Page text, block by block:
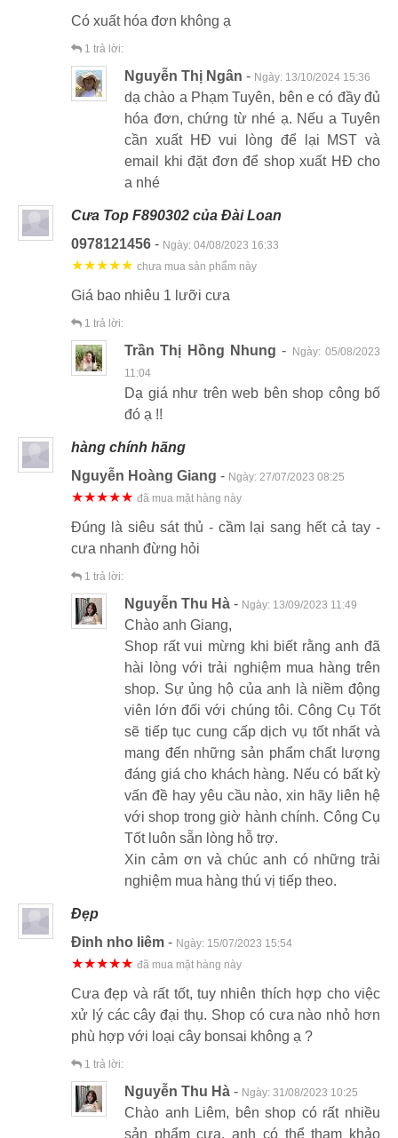
Có xuất hóa đơn không ạ
1 trả lời:
Nguyễn Thị Ngân - Ngày: 13/10/2024 15:36
dạ chào a Phạm Tuyên, bên e có đầy đủ
hóa đơn, chứng từ nhé ạ. Nếu a Tuyên
cần xuất HĐ vui lòng để lại MST và
email khi đặt đơn để shop xuất HĐ cho
a nhé
Cưa Top F890302 của Đài Loan
0978121456 - Ngày: 04/08/2023 16:33
★★★★★ chưa mua sản phẩm này
Giá bao nhiêu 1 lưỡi cưa
1 trả lời:
Trần Thị Hồng Nhung - Ngày:05/08/2023
11:04
Dạ giá như trên web bên shop công bố
đó ạ !!
hàng chính hãng
Nguyễn Hoàng Giang - Ngày: 27/07/2023 08:25
★★★★★ đã mua mặt hàng này
Đúng là siêu sát thủ - cầm lại sang hết cả tay -
cưa nhanh đừng hỏi
1 trả lời:
Nguyễn Thu Hà - Ngày: 13/09/2023 11:49
Chào anh Giang,
Shop rất vui mừng khi biết rằng anh đã
hài lòng với trải nghiệm mua hàng trên
shop. Sự ủng hộ của anh là niềm động
viên lớn đối với chúng tôi. Công Cụ Tốt
sẽ tiếp tục cung cấp dịch vụ tốt nhất và
mang đến những sản phẩm chất lượng
đáng giá cho khách hàng. Nếu có bất kỳ
vấn đề hay yêu cầu nào, xin hãy liên hệ
với shop trong giờ hành chính. Công Cụ
Tốt luôn sẵn lòng hỗ trợ.
Xin cảm ơn và chúc anh có những trải
nghiệm mua hàng thú vị tiếp theo.
Đẹp
Đinh nho liêm - Ngày: 15/07/2023 15:54
★★★★★ đã mua mặt hàng này
Cưa đẹp và rất tốt, tuy nhiên thích hợp cho việc
xử lý các cây đại thụ. Shop có cưa nào nhỏ hơn
phù hợp với loại cây bonsai không ạ ?
1 trả lời:
Nguyễn Thu Hà - Ngày: 31/08/2023 10:25
Chào anh Liêm, bên shop có rất nhiều
sản phẩm cưa, anh có thể tham khảo